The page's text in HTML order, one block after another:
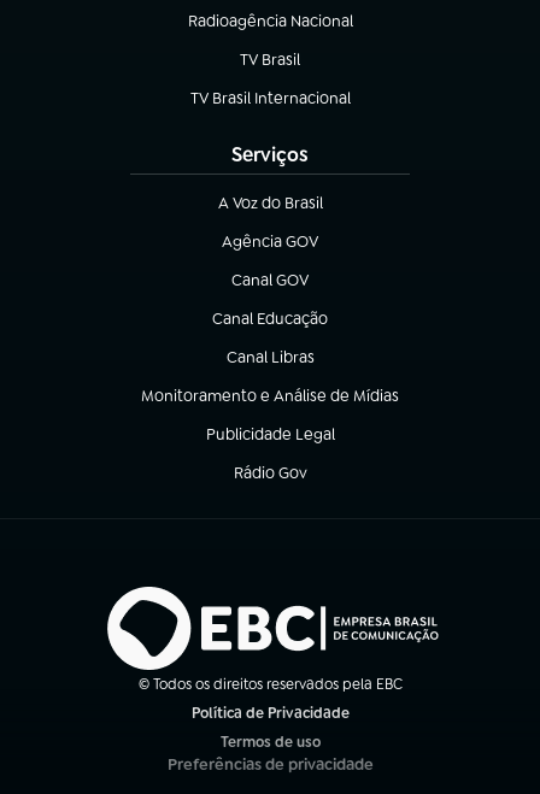
Radioagência Nacional
(abre em nova aba)
TV Brasil
(abre em nova aba)
TV Brasil Internacional
(abre em nova aba)
Serviços
A Voz do Brasil
(abre em nova aba)
Agência GOV
(abre em nova aba)
Canal GOV
(abre em nova aba)
Canal Educação
(abre em nova aba)
Canal Libras
(abre em nova aba)
Monitoramento e Análise de Mídias
(abre em nova aba)
Publicidade Legal
(abre em nova aba)
Rádio Gov
(abre em nova aba)
© Todos os direitos reservados pela EBC
Política de Privacidade
Termos de uso
(abre em nova aba)
Preferências de privacidade